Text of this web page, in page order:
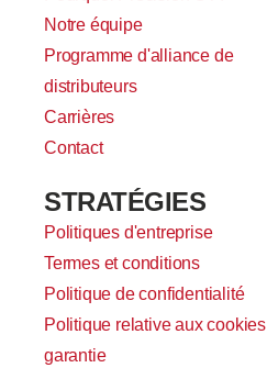
Notre équipe
Programme d'alliance de
distributeurs
Carrières
Contact
STRATÉGIES
Politiques d'entreprise
Termes et conditions
Politique de confidentialité
Politique relative aux cookies
garantie